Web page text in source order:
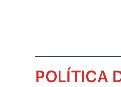
POLÍTICA